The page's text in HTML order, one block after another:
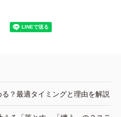
？最適タイミングと理由を解説